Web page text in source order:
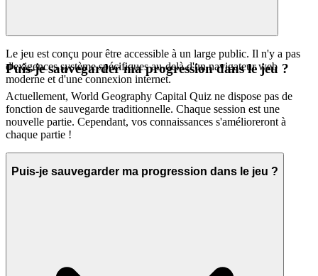
Le jeu est conçu pour être accessible à un large public. Il n'y a pas
d'exigences système spécifiques au-delà d'un navigateur web
moderne et d'une connexion internet.
Puis-je sauvegarder ma progression dans le jeu ?
Actuellement, World Geography Capital Quiz ne dispose pas de
fonction de sauvegarde traditionnelle. Chaque session est une
nouvelle partie. Cependant, vos connaissances s'amélioreront à
chaque partie !
Puis-je sauvegarder ma progression dans le jeu ?